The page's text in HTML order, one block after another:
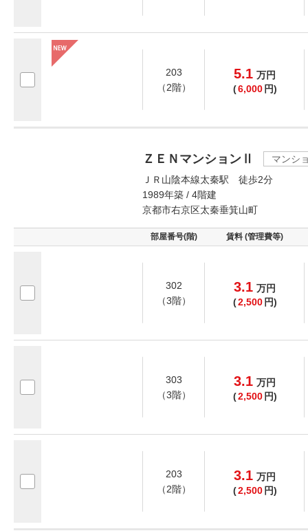
203
（2階）
5.1 万円
(6,000 円)
ＺＥＮマンションⅡ
マンシ
ＪＲ山陰本線太秦駅 徒歩2分
1989年築 / 4階建
京都市右京区太秦垂箕山町
部屋番号(階) 賃料 (管理費等)
302
（3階）
3.1 万円
(2,500 円)
303
（3階）
3.1 万円
(2,500 円)
203
（2階）
3.1 万円
(2,500 円)